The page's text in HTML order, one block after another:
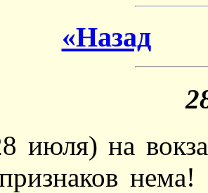
«Назад
июля) на